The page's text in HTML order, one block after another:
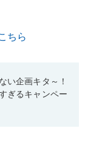
ちら
い企画キタ～！
ぎるキャンペー